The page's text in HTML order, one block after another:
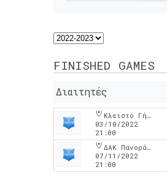
FINISHED GAMES
Διαιτητές
Κλειστό Γήπεδο Νέου Ρυσιου
03/10/2022
21:00
ΔΑΚ Πανοράματος
07/11/2022
21:00